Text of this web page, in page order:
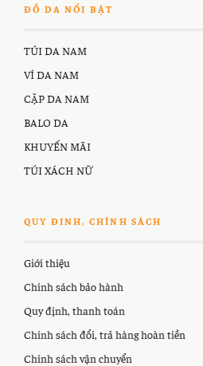
ĐỒ DA NỔI BẬT
TÚI DA NAM
VÍ DA NAM
CẶP DA NAM
BALO DA
KHUYẾN MÃI
TÚI XÁCH NỮ
QUY ĐINH, CHÍNH SÁCH
Giới thiệu
Chính sách bảo hành
Quy định, thanh toán
Chính sách đổi, trả hàng hoàn tiền
Chính sách vận chuyển